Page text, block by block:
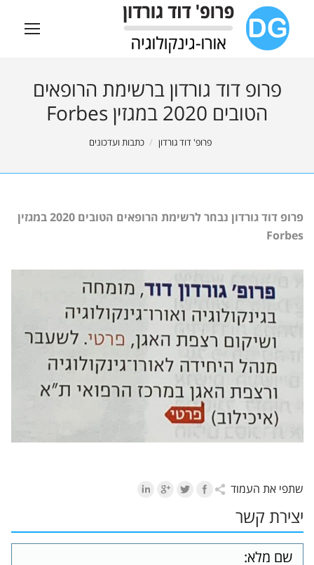
פרופ דוד גורדון ברשימת הרופאים
הטובים 2020 במגזין Forbes
פרופ' דוד גורדון כתבות ועדכונים
פרופ דוד גורדון נבחר לרשימת הרופאים הטובים 2020 במגזין
Forbes
שתפי את העמוד
יצירת קשר